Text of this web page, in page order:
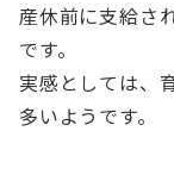
産休前に支給さ
です。
実感としては、
多いようです。